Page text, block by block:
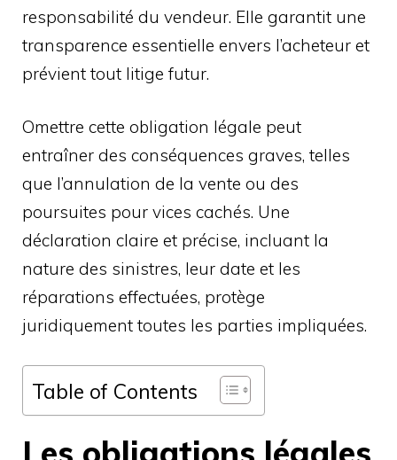
responsabilité du vendeur. Elle garantit une
transparence essentielle envers l’acheteur et
prévient tout litige futur.
Omettre cette obligation légale peut
entraîner des conséquences graves, telles
que l’annulation de la vente ou des
poursuites pour vices cachés. Une
déclaration claire et précise, incluant la
nature des sinistres, leur date et les
réparations effectuées, protège
juridiquement toutes les parties impliquées.
Table of Contents